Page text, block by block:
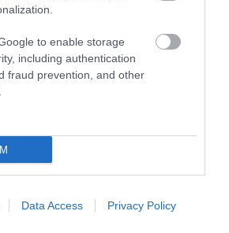
to enable storage
including authentication
fraud prevention, and other
Data Access Privacy Policy
και τόνωση